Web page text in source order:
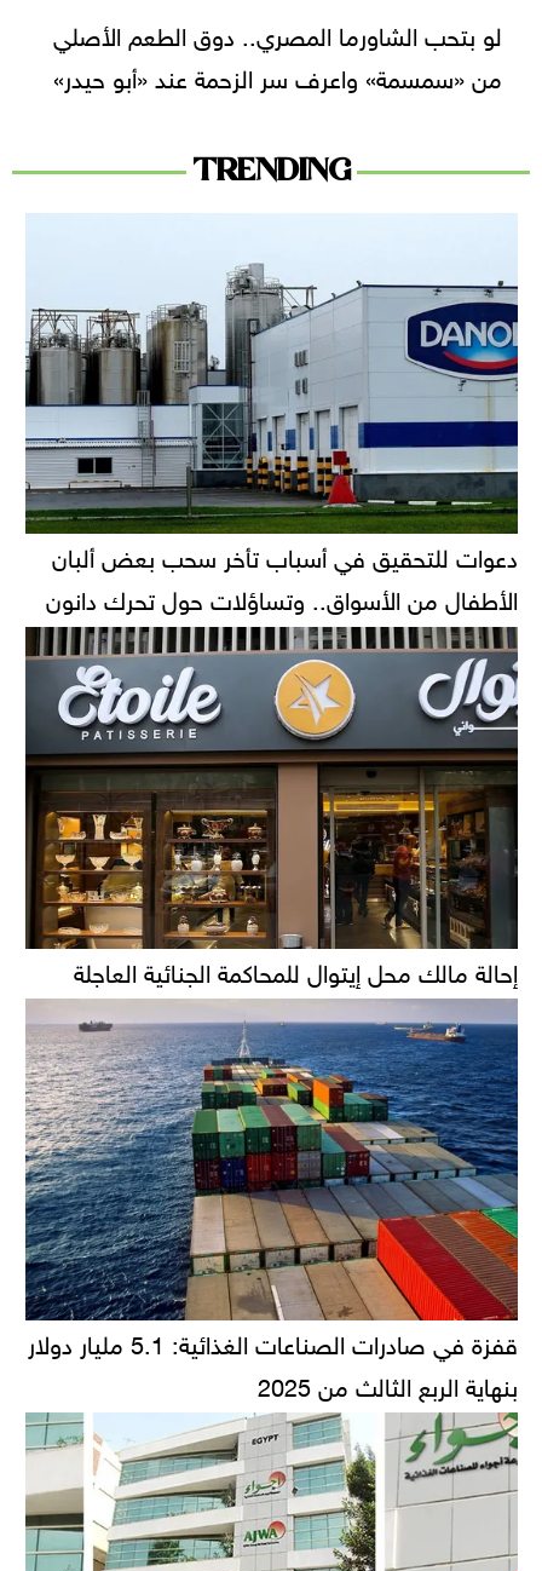
لو بتحب الشاورما المصري.. دوق الطعم الأصلي
من «سمسمة» واعرف سر الزحمة عند «أبو حيدر»
TRENDING
دعوات للتحقيق في أسباب تأخر سحب بعض ألبان
الأطفال من الأسواق.. وتساؤلات حول تحرك دانون
إحالة مالك محل إيتوال للمحاكمة الجنائية العاجلة
قفزة في صادرات الصناعات الغذائية: 5.1 مليار دولار
بنهاية الربع الثالث من 2025